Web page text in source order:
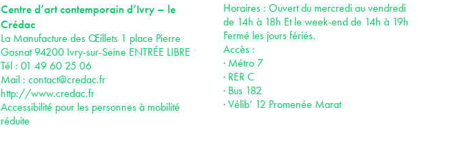
Centre d’art contemporain d’Ivry – le
Crédac
La Manufacture des Œillets 1 place Pierre
Gosnat 94200 Ivry-sur-Seine ENTRÉE LIBRE
Tél : 01 49 60 25 06
Mail : contact@credac.fr
http://www.credac.fr
Accessibilité pour les personnes à mobilité
réduite
Horaires : Ouvert du mercredi au vendredi
de 14h à 18h Et le week-end de 14h à 19h
Fermé les jours fériés.
Accès :
· Métro 7
· RER C
· Bus 182
· Vélib’ 12 Promenée Marat